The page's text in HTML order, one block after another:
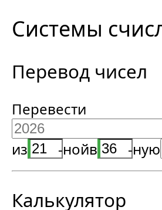
Системы
Перевод чисел
Перевести
из -нойв -ную
Калькулятор